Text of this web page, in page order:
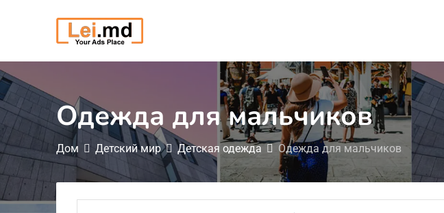
содержимому
Одежда для мальчиков
Дом Детский мир Детская одежда Одежда для мальчиков